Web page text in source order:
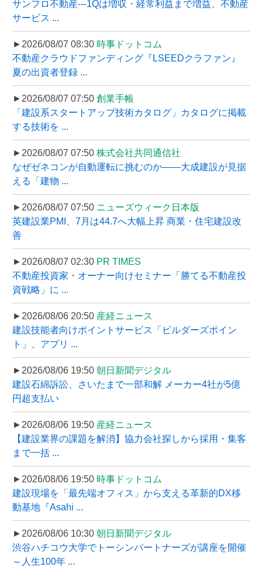
サンフロ不動産---1Qは増収・経常利益まで増益、不動産
サービス ...
►2026/08/07 08:30 時事ドットコム
不動産クラウドファンディング『LSEEDクラファン』
夏の出資者登録 ...
►2026/08/07 07:50 創業手帳
「建設系スタートアップ技術カタログ」カタログに掲載
する技術を ...
►2026/08/07 07:50 株式会社共同通信社
なぜゼネコンが自動運転に挑むのか――大成建設が見据
える「建物 ...
►2026/08/07 07:50 ニューズウィーク日本版
英建設業PMI、7月は44.7へ大幅上昇 商業・住宅建設改
善
►2026/08/07 02:30 PR TIMES
不動産投資家・オーナー向けセミナー「勝てる不動産投
資戦略」に ...
►2026/08/06 20:50 産経ニュース
建設技能者向けポイントサービス「ビルダーズポイン
ト」、アプリ ...
►2026/08/06 19:50 朝日新聞デジタル
建設石綿訴訟、さいたまで一部和解 メーカー4社が5億
円超支払い
►2026/08/06 19:50 産経ニュース
【建設業界の課題を解消】協力会社探しから採用・集客
まで一括 ...
►2026/08/06 19:50 時事ドットコム
建設現場を「最先端オフィス」から支える革新的DX移
動基地『Asahi ...
►2026/08/06 10:30 朝日新聞デジタル
渋谷ハチコウ大学でトーシンパートナーズが講座を開催
～人生100年 ...